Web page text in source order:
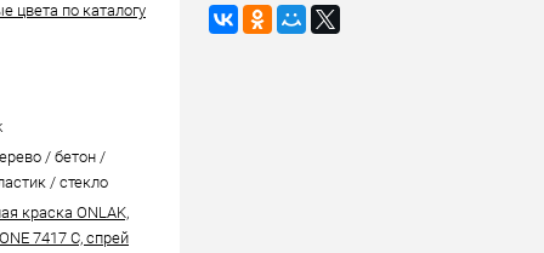
цвета по каталогу
/ бетон /
/ стекло
краска ONLAK,
7417 C, спрей